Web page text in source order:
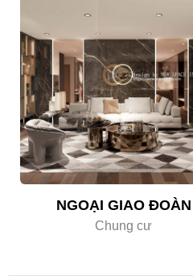
NGOẠI GIAO ĐOÀN
Chung cư